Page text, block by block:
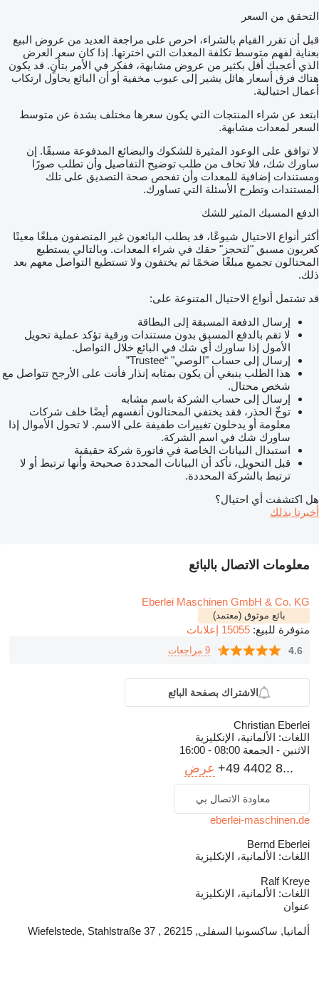
التحقق من السعر
قبل أن تقرر القيام بالشراء، احرص على مراجعة العديد من عروض البيع
بعناية لفهم متوسط تكلفة المعدات التي اخترتها. إذا كان سعر العرض
الذي أعجبك أقل بكثير من عروض مشابهة، ففكر في الأمر بتأنٍ. قد يكون
هناك فرق أسعار هائل يشير إلى عيوب مخفية أو أن البائع يحاول ارتكاب
أعمال احتيالية.
ابتعد عن شراء المنتجات التي يكون سعرها مختلف بشدة عن متوسط
السعر لمعدات مشابهة.
لا توافق على الوعود المثيرة للشكوك والبضائع المدفوعة مسبقًا. إن
ساورك شك، فلا تخاف من طلب توضيح التفاصيل وأن تطلب صورًا
ومستندات إضافية للمعدات وأن تفحص صحة التصديق على تلك
المستندات وتطرح الأسئلة التي تساورك.
الدفع المسبك المثير للشك
أكثر أنواع الاحتيال شيوعًا، قد يطلب البائعون غير المنصفون مبلغًا معينًا
كعربون مسبق "لتحجز" حقك في شراء المعدات. وبالتالي يستطيع
المحتالون تجميع مبلغًا ضخمًا ثم يختفون ولا تستطيع التواصل معهم بعد
ذلك.
قد تشتمل أنواع الاحتيال المتنوعة على:
إرسال الدفعة المسبقة إلى البطاقة
لا تقم بالدفع المسبق بدون مستندات ورقية تؤكد عملية تحويل
الأمول إذا ساورك أي شك في البائع خلال التواصل.
إرسال إلى حساب "الوصي" “Trustee”
هذا الطلب ينبغي أن يكون بمثابه إنذار فأنت على الأرجح تتواصل مع
شخص محتال.
إرسال إلى حساب الشركة باسم مشابه
توخّ الحذر، فقد يختفي المحتالون أنفسهم أيضًا خلف شركات
معلومة أو يدخلون تغييرات طفيفة على الاسم. لا تحول الأموال إذا
ساورك شك في اسم الشركة.
استبدال البيانات الخاصة في فاتورة شركة حقيقية
قبل التحويل، تأكد أن البيانات المحددة صحيحة وأنها ترتبط أو لا
ترتبط بالشركة المحددة.
هل اكتشفت أي احتيال؟
أخبرنا بذلك
معلومات الاتصال بالبائع
Eberlei Maschinen GmbH & Co. KG
بائع موثوق (معتمد)
متوفرة للبيع: 15055 إعلانات
4.6 9 مراجعات
الاشتراك بصفحة البائع
Christian Eberlei
اللغات: الألمانية، الإنكليزية
الاثنين - الجمعة 08:00 - 16:00
+49 4402 8... عرض
معاودة الاتصال بي
eberlei-maschinen.de
Bernd Eberlei
اللغات: الألمانية، الإنكليزية
Ralf Kreye
اللغات: الألمانية، الإنكليزية
عنوان
ألمانيا, ساكسونيا السفلى, 26215 , Wiefelstede, Stahlstraße 37